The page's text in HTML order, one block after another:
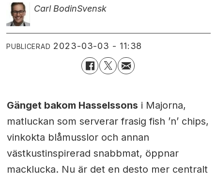
Carl BodinSvensk
PUBLICERAD 2023-03-03 - 11:38
Gänget bakom Hasselssons i Majorna,
matluckan som serverar frasig fish ’n’ chips,
vinkokta blåmusslor och annan
västkustinspirerad snabbmat, öppnar
macklucka. Nu är det en desto mer centralt